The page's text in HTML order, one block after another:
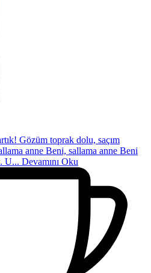
Gözüm toprak dolu, saçım
anne Beni, sallama anne Beni
U... Devamını Oku